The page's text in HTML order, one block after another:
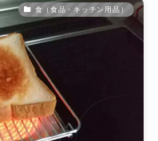
食（食品・キッチン用品）